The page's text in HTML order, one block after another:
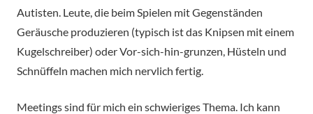
Autisten. Leute, die beim Spielen mit Gegenständen
Geräusche produzieren (typisch ist das Knipsen mit einem
Kugelschreiber) oder Vor-sich-hin-grunzen, Hüsteln und
Schnüffeln machen mich nervlich fertig.
Meetings sind für mich ein schwieriges Thema. Ich kann